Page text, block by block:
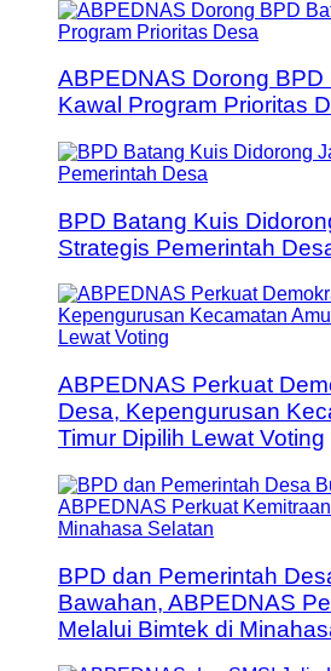
ABPEDNAS Dorong BPD
Kawal Program Prioritas
BPD Batang Kuis
Strategis Pemerintah
ABPEDNAS Perkuat
Desa, Kepengurusan
Timur Dipilih Lewat Voting
BPD dan Pemerintah
Bawahan, ABPEDNAS
Melalui Bimtek di